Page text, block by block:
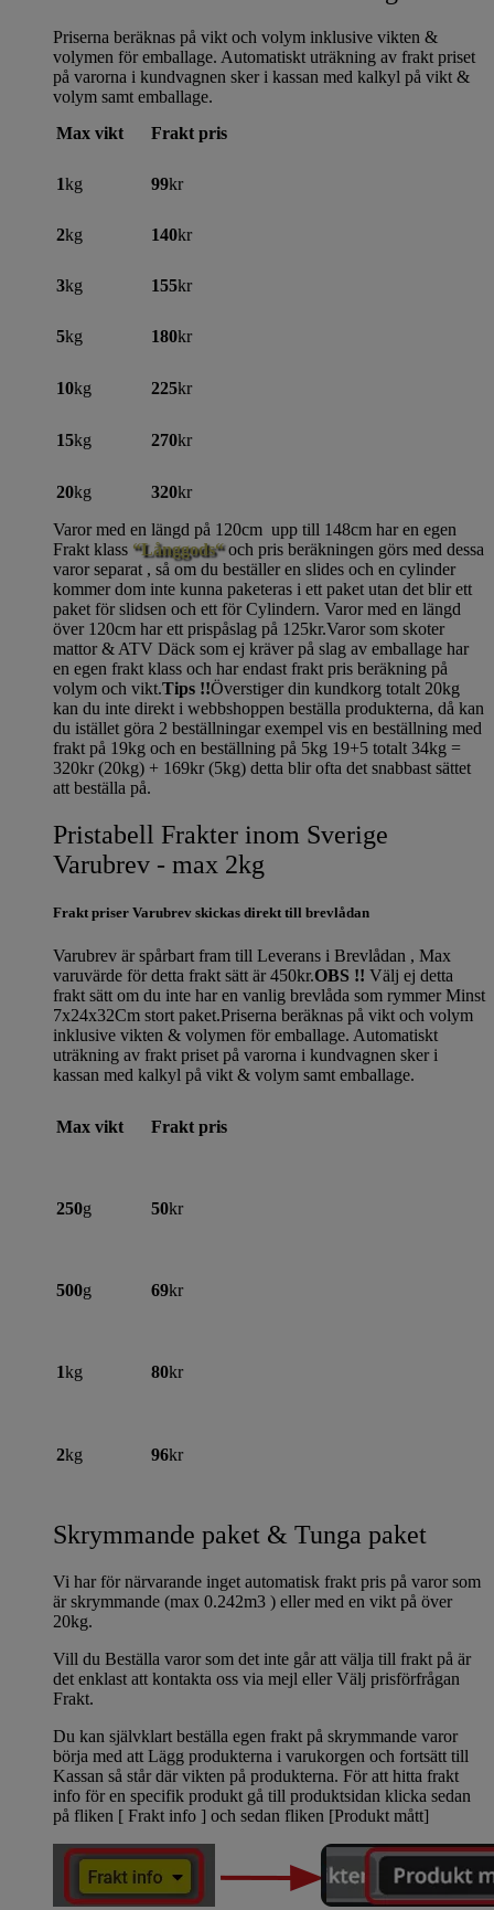
Priserna beräknas på vikt och volym inklusive vikten &
volymen för emballage. Automatiskt uträkning av frakt priset
på varorna i kundvagnen sker i kassan med kalkyl på vikt &
volym samt emballage.
Max vikt
Frakt pris
1kg 99kr
2kg 140kr
3kg 155kr
5kg 180kr
10kg 225kr
15kg 270kr
20kg 320kr
Varor med en längd på 120cm upp till 148cm har en egen
Frakt klass “Långgods“och pris beräkningen görs med dessa
varor separat , så om du beställer en slides och en cylinder
kommer dom inte kunna paketeras i ett paket utan det blir ett
paket för slidsen och ett för Cylindern. Varor med en längd
över 120cm har ett prispåslag på 125kr.Varor som skoter
mattor & ATV Däck som ej kräver på slag av emballage har
en egen frakt klass och har endast frakt pris beräkning på
volym och vikt.Tips !!Överstiger din kundkorg totalt 20kg
kan du inte direkt i webbshoppen beställa produkterna, då kan
du istället göra 2 beställningar exempel vis en beställning med
frakt på 19kg och en beställning på 5kg 19+5 totalt 34kg =
320kr (20kg) + 169kr (5kg) detta blir ofta det snabbast sättet
att beställa på.
Pristabell Frakter inom Sverige
Varubrev - max 2kg
Frakt priser Varubrev skickas direkt till brevlådan
Varubrev är spårbart fram till Leverans i Brevlådan , Max
varuvärde för detta frakt sätt är 450kr.OBS !! Välj ej detta
frakt sätt om du inte har en vanlig brevlåda som rymmer Minst
7x24x32Cm stort paket.Priserna beräknas på vikt och volym
inklusive vikten & volymen för emballage. Automatiskt
uträkning av frakt priset på varorna i kundvagnen sker i
kassan med kalkyl på vikt & volym samt emballage.
Max vikt Frakt pris
250g 50kr
500g 69kr
1kg 80kr
2kg 96kr
Skrymmande paket & Tunga paket
Vi har för närvarande inget automatisk frakt pris på varor som
är skrymmande (max 0.242m3 ) eller med en vikt på över
20kg.
Vill du Beställa varor som det inte går att välja till frakt på är
det enklast att kontakta oss via mejl eller Välj prisförfrågan
Frakt.
Du kan självklart beställa egen frakt på skrymmande varor
börja med att Lägg produkterna i varukorgen och fortsätt till
Kassan så står där vikten på produkterna. För att hitta frakt
info för en specifik produkt gå till produktsidan klicka sedan
på fliken [ Frakt info ] och sedan fliken [Produkt mått]